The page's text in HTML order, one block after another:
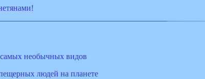
необычных видов
людей на планете